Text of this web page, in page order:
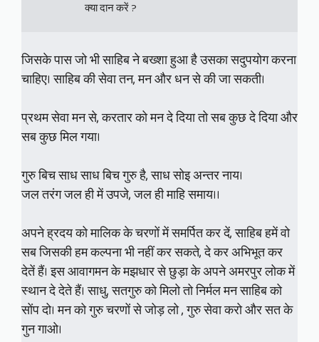
                       क्या दान करें ?
जिसके पास जो भी साहिब ने बख्शा हुआ है उसका सदुपयोग करना
चाहिए। साहिब की सेवा तन, मन और धन से की जा सकती।
प्रथम सेवा मन से, करतार को मन दे दिया तो सब कुछ दे दिया और
सब कुछ मिल गया।
गुरु बिच साध साध बिच गुरु है, साध सोइ अन्तर नाय।
जल तरंग जल ही में उपजे, जल ही माहि समाय।।
अपने ह्रदय को मालिक के चरणों में समर्पित कर दें, साहिब हमें वो
सब जिसकी हम कल्पना भी नहीं कर सकते, दे कर अभिभूत कर
देतें हैं। इस आवागमन के मझधार से छुड़ा के अपने अमरपुर लोक में
स्थान दे देते हैं। साधु, सतगुरु को मिलो तो निर्मल मन साहिब को
सोंप दो। मन को गुरु चरणों से जोड़ लो , गुरु सेवा करो और सत के
गुन गाओ।